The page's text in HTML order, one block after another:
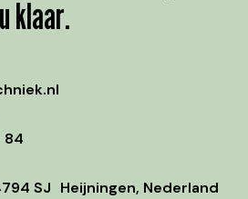
klaar.
84
SJ Heijningen, Nederland